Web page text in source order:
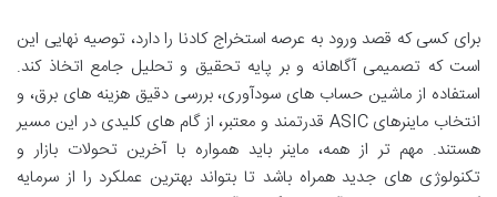
برای کسی که قصد ورود به عرصه استخراج کادنا را دارد، توصیه نهایی این
است که تصمیمی آگاهانه و بر پایه تحقیق و تحلیل جامع اتخاذ کند.
استفاده از ماشین حساب های سودآوری، بررسی دقیق هزینه های برق، و
انتخاب ماینرهای ASIC قدرتمند و معتبر، از گام های کلیدی در این مسیر
هستند. مهم تر از همه، ماینر باید همواره با آخرین تحولات بازار و
تکنولوژی های جدید همراه باشد تا بتواند بهترین عملکرد را از سرمایه